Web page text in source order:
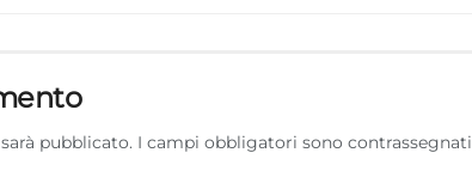
pubblicato. I campi obbligatori sono contrassegnati